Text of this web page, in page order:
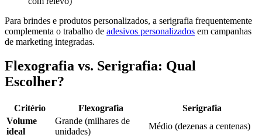
Para brindes e produtos personalizados, a serigrafia frequentemente
complementa o trabalho de adesivos personalizados em campanhas
de marketing integradas.
Flexografia vs. Serigrafia: Qual
Escolher?
Critério Flexografia
Serigrafia
Volume
ideal
Grande (milhares de
unidades)
Médio (dezenas a centenas)